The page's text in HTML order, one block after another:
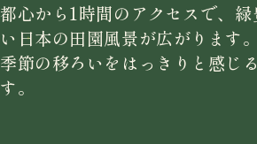
都心から1時間のアクセスで、
い日本の田園風景が広がります
季節の移ろいをはっきりと感じ
す。